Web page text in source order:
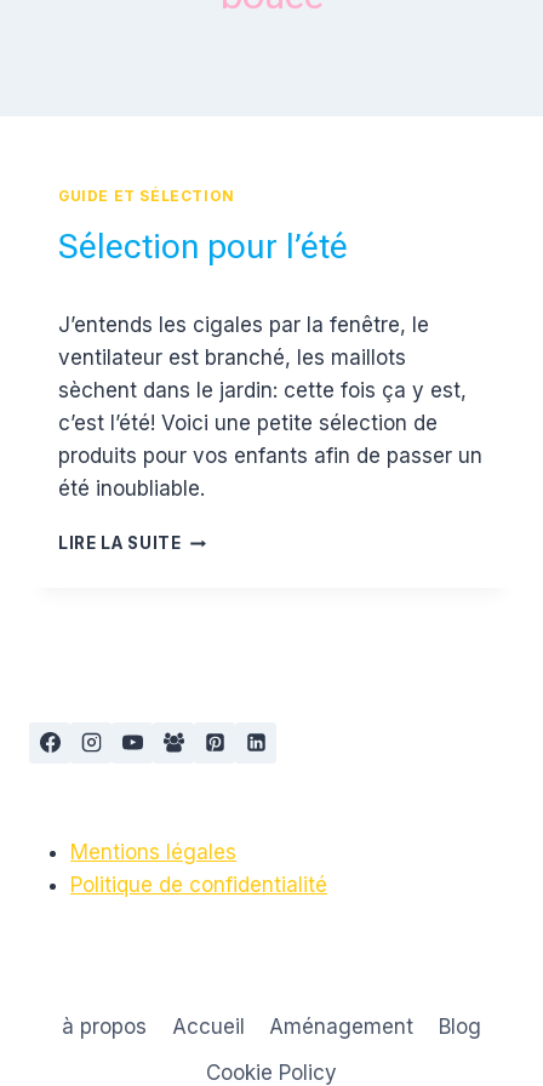
GUIDE ET SÉLECTION
Sélection pour l’été
Estelle
J’entends les cigales par la fenêtre, le
ventilateur est branché, les maillots
sèchent dans le jardin: cette fois ça y est,
c’est l’été! Voici une petite sélection de
produits pour vos enfants afin de passer un
été inoubliable.
LIRE LA SUITESÉLECTION
Mentions légales
Politique de confidentialité
à propos Accueil Aménagement
Blog
Cookie Policy